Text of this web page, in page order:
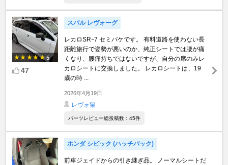
5
47
スバル レヴォーグ
レカロSRｰ7 セミバケです。 有料道路を使わない長
距離旅行で姿勢が悪いのか、純正シートでは腰が痛
くなり、腰痛持ちではないですが、自分の席のみレ
カロシートに交換しました。 レカロシートは、19
歳の時 ...
2026年4月19日
レヴォ猫
パーツレビュー総投稿数：45件
ホンダ シビック (ハッチバック)
前車ジェイドからの引き継ぎ品。 ノーマルシートだ